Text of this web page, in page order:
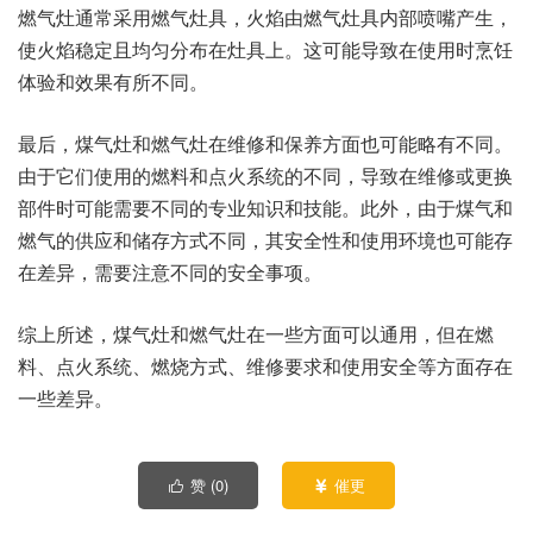
燃气灶通常采用燃气灶具，火焰由燃气灶具内部喷嘴产生，
使火焰稳定且均匀分布在灶具上。这可能导致在使用时烹饪
体验和效果有所不同。
最后，煤气灶和燃气灶在维修和保养方面也可能略有不同。
由于它们使用的燃料和点火系统的不同，导致在维修或更换
部件时可能需要不同的专业知识和技能。此外，由于煤气和
燃气的供应和储存方式不同，其安全性和使用环境也可能存
在差异，需要注意不同的安全事项。
综上所述，煤气灶和燃气灶在一些方面可以通用，但在燃
料、点火系统、燃烧方式、维修要求和使用安全等方面存在
一些差异。
 赞 (0)  催更